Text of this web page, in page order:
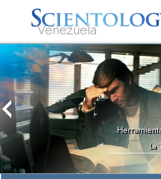
Venezuela
L. Ronald
Hubbard
¿Qué es
Scientology?
Voluntarios
La